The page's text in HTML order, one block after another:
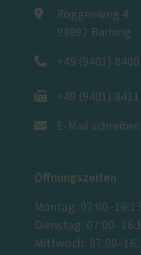
Roggenweg 4
93092 Barbing
+49 (9401) 8400
+49 (9401) 8411
E-Mail schreiben
Öffnungszeiten
Montag:
Dienstag:
Mittwoch: